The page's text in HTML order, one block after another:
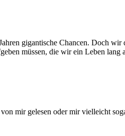
gigantische Chancen. Doch wir
müssen, die wir ein Leben lang
mir gelesen oder mir vielleicht